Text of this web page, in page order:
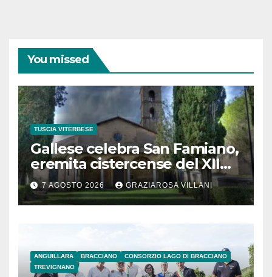
You missed
TUSCIA VITERBESE
Gallese celebra San Famiano,
eremita cistercense del XII
secolo
7 AGOSTO 2026 GRAZIAROSA VILLANI
ANGUILLARA BRACCIANO
CONSORZIO LAGO DI BRACCIANO
TREVIGNANO